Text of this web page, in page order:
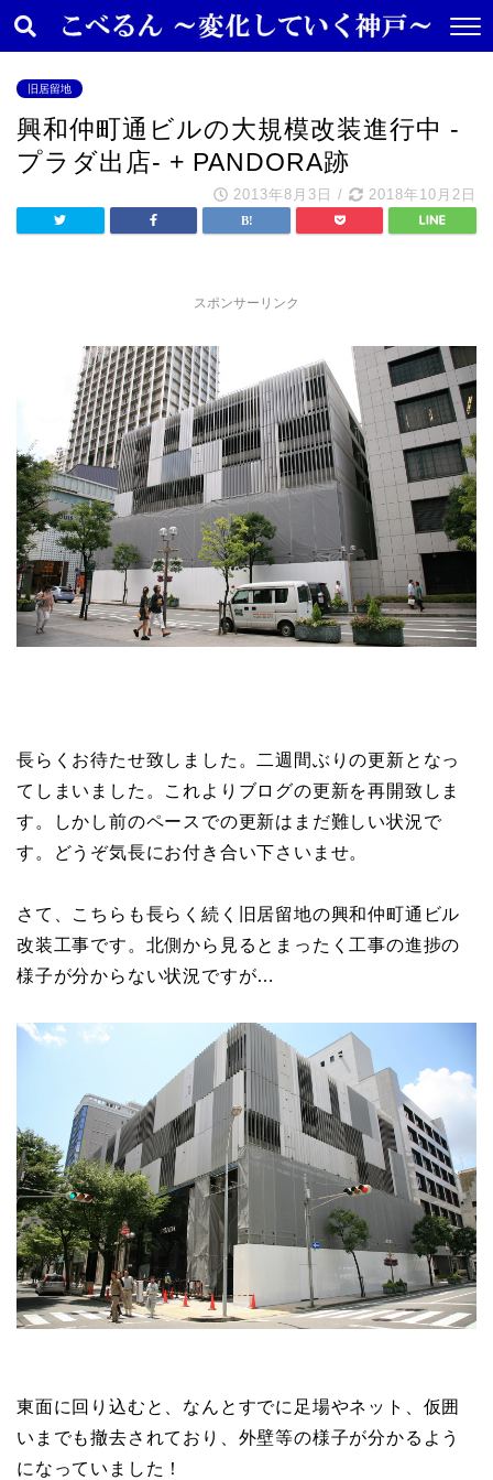
旧居留地
興和仲町通ビルの大規模改装進行中 -
プラダ出店- + PANDORA跡
2013年8月3日 / 2018年10月2日
スポンサーリンク
長らくお待たせ致しました。二週間ぶりの更新となっ
てしまいました。これよりブログの更新を再開致しま
す。しかし前のペースでの更新はまだ難しい状況で
す。どうぞ気長にお付き合い下さいませ。
さて、こちらも長らく続く旧居留地の興和仲町通ビル
改装工事です。北側から見るとまったく工事の進捗の
様子が分からない状況ですが…
東面に回り込むと、なんとすでに足場やネット、仮囲
いまでも撤去されており、外壁等の様子が分かるよう
になっていました！